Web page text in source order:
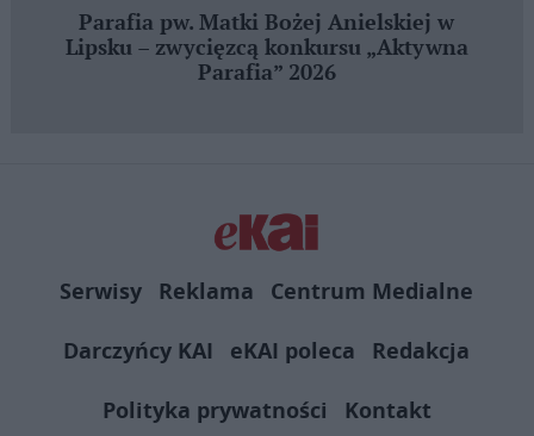
Parafia pw. Matki Bożej Anielskiej w
Lipsku – zwycięzcą konkursu „Aktywna
Parafia” 2026
Serwisy Reklama
Centrum Medialne
Darczyńcy KAI
eKAI poleca
Redakcja
Polityka prywatności
Kontakt